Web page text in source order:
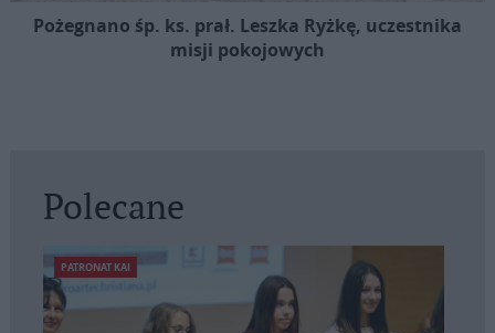
Pożegnano śp. ks. prał. Leszka Ryżkę, uczestnika
misji pokojowych
Polecane
PATRONAT KAI